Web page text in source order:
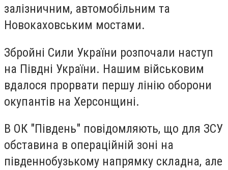
залізничним, автомобільним та
Новокаховським мостами.
Збройні Сили України розпочали наступ
на Півдні України. Нашим військовим
вдалося прорвати першу лінію оборони
окупантів на Херсонщині.
В ОК "Південь" повідомляють, що для ЗСУ
обставина в операційній зоні на
південнобузькому напрямку складна, але